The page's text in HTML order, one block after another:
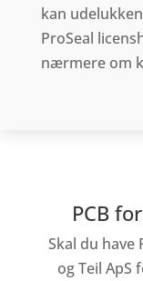
kan
ProSeal
nærmere om
PCB
Skal du have
og Teil